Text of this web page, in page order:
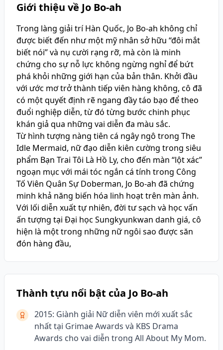
Giới thiệu về Jo Bo-ah
Trong làng giải trí Hàn Quốc, Jo Bo-ah không chỉ
được biết đến như một mỹ nhân sở hữu “đôi mắt
biết nói” và nụ cười rạng rỡ, mà còn là minh
chứng cho sự nỗ lực không ngừng nghỉ để bứt
phá khỏi những giới hạn của bản thân. Khởi đầu
với ước mơ trở thành tiếp viên hàng không, cô đã
có một quyết định rẽ ngang đầy táo bạo để theo
đuổi nghiệp diễn, từ đó từng bước chinh phục
khán giả qua những vai diễn đa màu sắc.
Từ hình tượng nàng tiên cá ngây ngô trong The
Idle Mermaid, nữ đạo diễn kiên cường trong siêu
phẩm Bạn Trai Tôi Là Hồ Ly, cho đến màn “lột xác”
ngoạn mục với mái tóc ngắn cá tính trong Công
Tố Viên Quân Sự Doberman, Jo Bo-ah đã chứng
minh khả năng biến hóa linh hoạt trên màn ảnh.
Với lối diễn xuất tự nhiên, đời tư sạch và học vấn
ấn tượng tại Đại học Sungkyunkwan danh giá, cô
hiện là một trong những nữ ngôi sao được săn
đón hàng đầu,
Thành tựu nổi bật của Jo Bo-ah
2015: Giành giải Nữ diễn viên mới xuất sắc
nhất tại Grimae Awards và KBS Drama
Awards cho vai diễn trong All About My Mom.